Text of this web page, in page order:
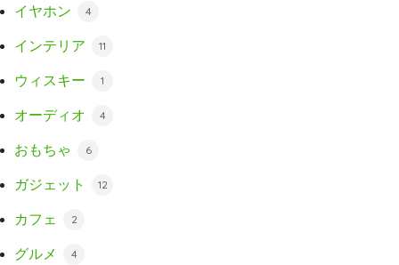
イヤホン 4
インテリア 11
ウィスキー 1
オーディオ 4
おもちゃ 6
ガジェット 12
カフェ 2
グルメ 4